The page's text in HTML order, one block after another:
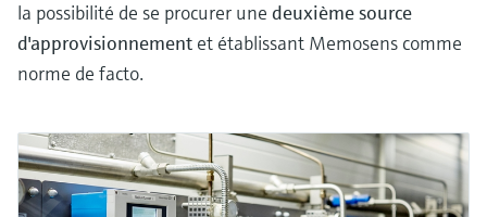
la possibilité de se procurer une deuxième source
d'approvisionnement et établissant Memosens comme
norme de facto.